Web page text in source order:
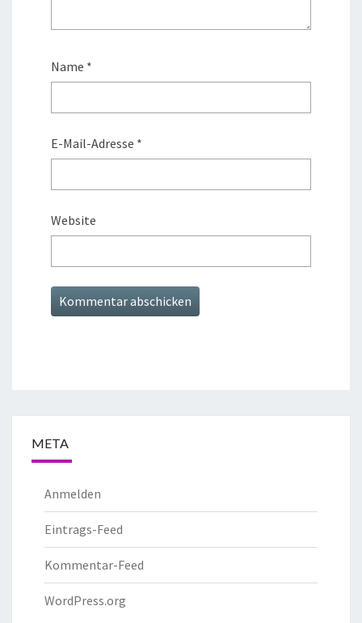
Name *
E-Mail-Adresse *
Website
META
Anmelden
Eintrags-Feed
Kommentar-Feed
WordPress.org